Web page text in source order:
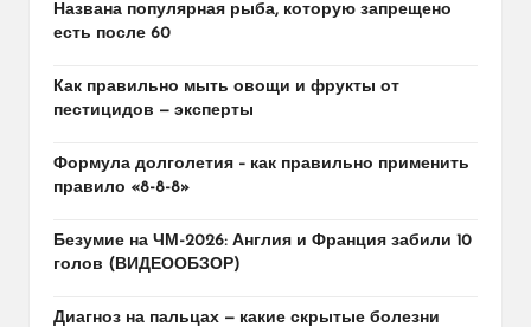
Названа популярная рыба, которую запрещено
есть после 60
Как правильно мыть овощи и фрукты от
пестицидов — эксперты
Формула долголетия – как правильно применить
правило «8-8-8»
Безумие на ЧМ-2026: Англия и Франция забили 10
голов (ВИДЕООБЗОР)
Диагноз на пальцах — какие скрытые болезни